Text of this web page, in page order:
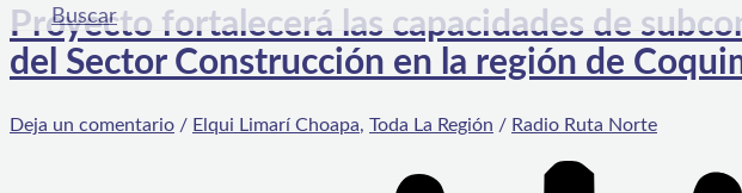
Buscar
Proyecto fortalecerá las capacidades de
del Sector Construcción en la región de
Deja un comentario / Elqui Limarí Choapa, Toda La Región / Radio Ruta Norte